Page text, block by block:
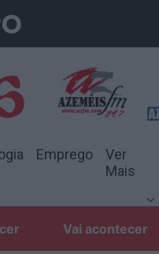
Emprego
Ver
Mais
Vai acontecer